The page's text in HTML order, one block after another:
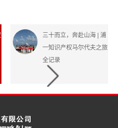
三十而立，奔赴山海 | 浦
一知识产权马尔代夫之旅
全记录